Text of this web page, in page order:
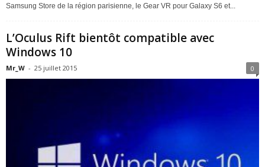
Samsung Store de la région parisienne, le Gear VR pour Galaxy S6 et...
L’Oculus Rift bientôt compatible avec
Windows 10
Mr_W - 25 juillet 2015 0